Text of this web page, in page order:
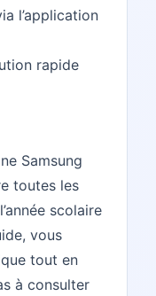
l’application
rapide
Samsung
toutes les
scolaire
vous
tout en
à consulter